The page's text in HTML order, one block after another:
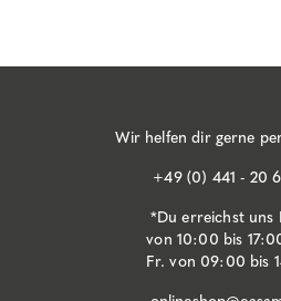
Wir helfen dir gerne
+49 (0) 441 - 20
*Du erreichst uns
von 10:00 bis
Fr. von 09:00 bis